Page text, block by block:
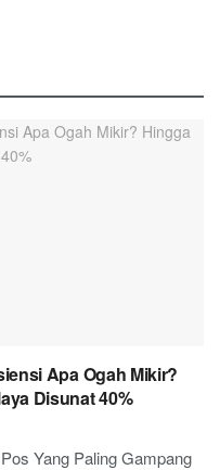
Apa Ogah Mikir?
Disunat 40%
Yang Paling Gampang